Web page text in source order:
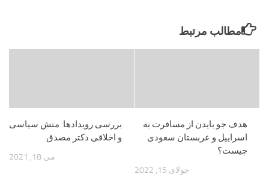
مطالب مرتبط
بررسی رویدادها: منش سیاسی
و اخلاقی دکتر مصدق
می 18, 2021
هدف جو بایدن از مسافرت به
اسراییل و عربستان سعودی
چیست؟
جولای 15, 2022